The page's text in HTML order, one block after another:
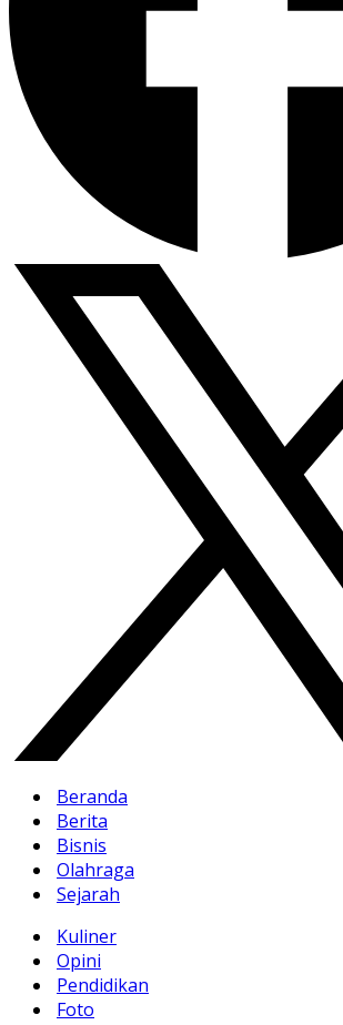
Beranda
Berita
Bisnis
Olahraga
Sejarah
Kuliner
Opini
Pendidikan
Foto